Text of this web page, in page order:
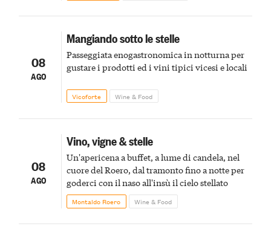
08
AGO
Mangiando sotto le stelle
Passeggiata enogastronomica in notturna per
gustare i prodotti ed i vini tipici vicesi e locali
Vicoforte Wine & Food
08
AGO
Vino, vigne & stelle
Un'apericena a buffet, a lume di candela, nel
cuore del Roero, dal tramonto fino a notte per
goderci con il naso all'insù il cielo stellato
Montaldo Roero Wine & Food